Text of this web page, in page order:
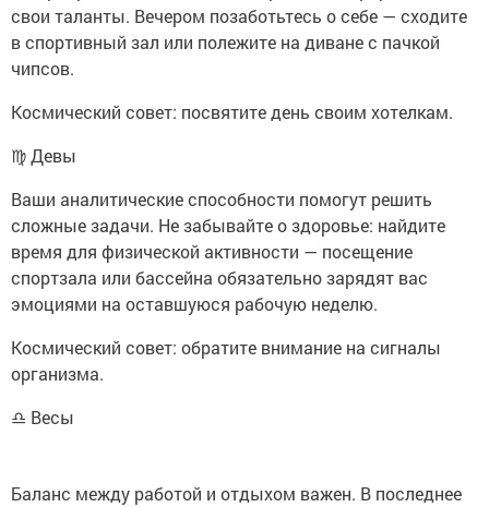
свои таланты. Вечером позаботьтесь о себе — сходите
в спортивный зал или полежите на диване с пачкой
чипсов.
Космический совет: посвятите день своим хотелкам.
♍ Девы
Ваши аналитические способности помогут решить
сложные задачи. Не забывайте о здоровье: найдите
время для физической активности — посещение
спортзала или бассейна обязательно зарядят вас
эмоциями на оставшуюся рабочую неделю.
Космический совет: обратите внимание на сигналы
организма.
♎ Весы
Баланс между работой и отдыхом важен. В последнее